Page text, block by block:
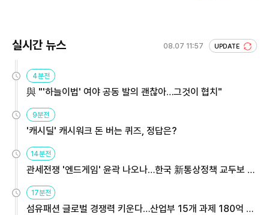
실시간 뉴스 08.07 11:57 UPDATE
4분전
與 "'하늘이법' 여야 공동 발의 괜찮아…그것이 협치"
9분전
'캐시딜' 캐시워크 돈 버는 퀴즈, 정답은?
14분전
관세전쟁 '엔드게임' 윤곽 나오나…한국 新통상정책 교두보 활
17분전
섬유패션 글로벌 경쟁력 키운다…산업부 15개 과제 180억 지